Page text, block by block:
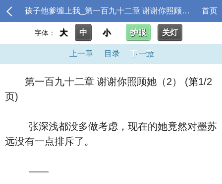
孩子他爹缠上我_第一百九十二章 谢谢你照顾她（2） 首页
字体： 大 中 小 护眼 关灯
上一章 目录 下一章
第一百九十二章 谢谢你照顾她（2） (第1/2
页)
张深浅都没多做考虑，现在的她竟然对墨苏
远没有一点排斥了。
――